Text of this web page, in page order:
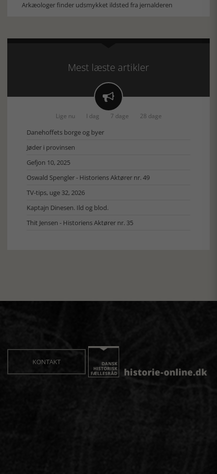
Arkæologer finder udsmykket ildsted fra jernalderen
Mest læste artikler

Lige nu I dag 7 dage 28 dage
Danehoffets borge og byer
Jøder i provinsen
Gefjon 10, 2025
Oswald Spengler - Historiens Aktører nr. 49
TV-tips, uge 32, 2026
Kaptajn Dinesen. Ild og blod.
Thit Jensen - Historiens Aktører nr. 35
KONTAKT